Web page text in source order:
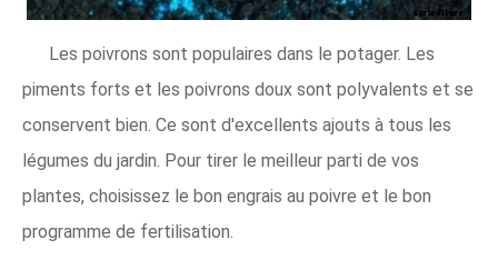
Les poivrons sont populaires dans le potager. Les
piments forts et les poivrons doux sont polyvalents et se
conservent bien. Ce sont d'excellents ajouts à tous les
légumes du jardin. Pour tirer le meilleur parti de vos
plantes, choisissez le bon engrais au poivre et le bon
programme de fertilisation.